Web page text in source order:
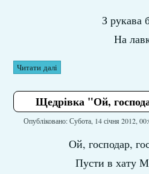
З рукава
На
Читати далі
Щедрівка "Ой,
Опубліковано: Субота, 14 січня 2012,
Ой, господар,
Пусти в хату